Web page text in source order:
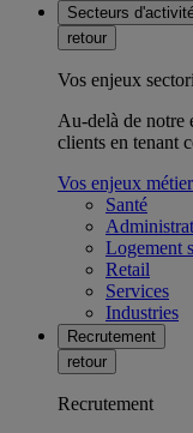
Secteurs
retour
Vos enjeux
Au-delà de notre
clients en tenant
Vos enjeux métier
Santé
Logement
Retail
Services
Industries
Recrutement
retour
Recrutement